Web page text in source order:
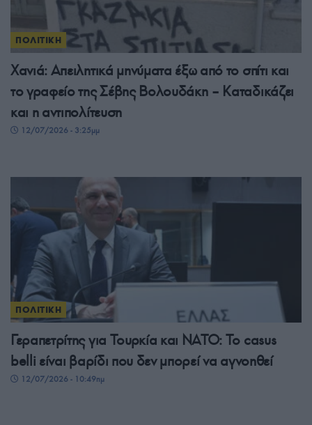
ΠΟΛΙΤΙΚΗ
Χανιά: Απειλητικά μηνύματα έξω από το σπίτι και
το γραφείο της Σέβης Βολουδάκη – Καταδικάζει
και η αντιπολίτευση
12/07/2026 - 3:25μμ
ΠΟΛΙΤΙΚΗ
Γεραπετρίτης για Τουρκία και ΝΑΤΟ: Το casus
belli είναι βαρίδι που δεν μπορεί να αγνοηθεί
12/07/2026 - 10:49πμ